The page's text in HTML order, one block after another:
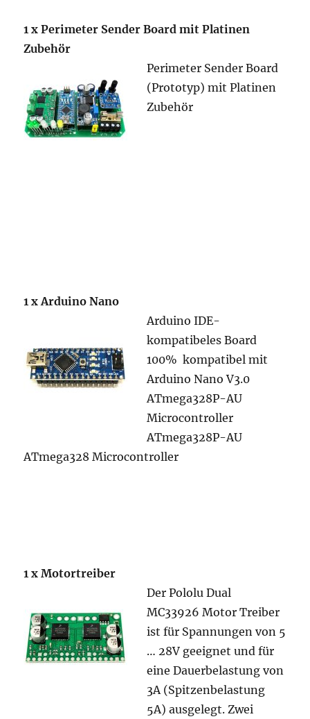
1 x Perimeter Sender Board mit Platinen
Zubehör
Perimeter Sender Board
(Prototyp) mit Platinen
Zubehör
1 x Arduino Nano
Arduino IDE-
kompatibeles Board
100% kompatibel mit
Arduino Nano V3.0
ATmega328P-AU
Microcontroller
ATmega328P-AU
ATmega328 Microcontroller
1 x Motortreiber
Der Pololu Dual
MC33926 Motor Treiber
ist für Spannungen von 5
… 28V geeignet und für
eine Dauerbelastung von
3A (Spitzenbelastung
5A) ausgelegt. Zwei